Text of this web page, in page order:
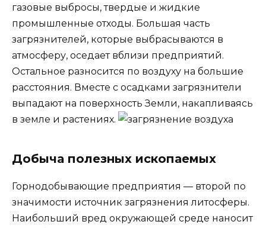
газовые выбросы, твердые и жидкие
промышленные отходы. Большая часть
загрязнителей, которые выбрасываются в
атмосферу, оседает вблизи предприятий.
Остальное разносится по воздуху на большие
расстояния. Вместе с осадками загрязнители
выпадают на поверхность Земли, накапливаясь
в земле и растениях.
Добыча полезных ископаемых
Горнодобывающие предприятия — второй по
значимости источник загрязнения литосферы.
Наибольший вред окружающей среде наносит